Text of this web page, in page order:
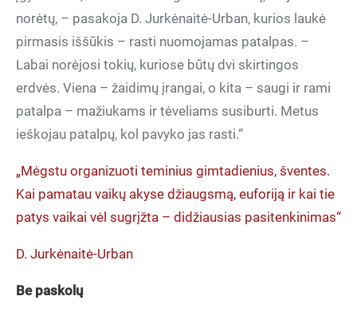
norėtų, – pasakoja D. Jurkėnaitė-Urban, kurios laukė
pirmasis iššūkis – rasti nuomojamas patalpas. –
Labai norėjosi tokių, kuriose būtų dvi skirtingos
erdvės. Viena – žaidimų įrangai, o kita – saugi ir rami
patalpa – mažiukams ir tėveliams susiburti. Metus
ieškojau patalpų, kol pavyko jas rasti.“
„Mėgstu organizuoti teminius gimtadienius, šventes.
Kai pamatau vaikų akyse džiaugsmą, euforiją ir kai tie
patys vaikai vėl sugrįžta – didžiausias pasitenkinimas“
D. Jurkėnaitė-Urban
Be paskolų